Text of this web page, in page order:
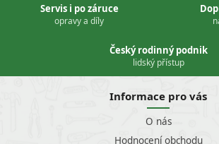
Servis i po záruce
opravy a díly
Český rodinný podnik
lidský přístup
Informace pro vás
O nás
Hodnocení obchodu